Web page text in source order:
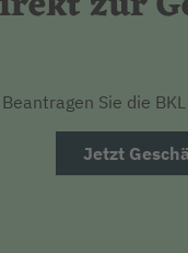
Beantragen Sie die
Jetzt